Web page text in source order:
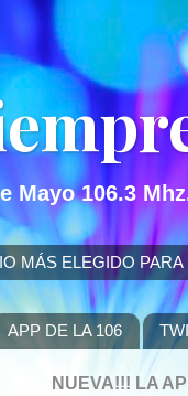
Mayo 106.3
MÁS ELEGIDO
APP DE LA 106
NUEVA!!! LA